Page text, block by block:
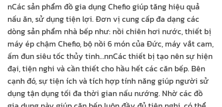
nCác sản phẩm đồ gia dụng Chefio giúp tăng hiệu quả
nấu ăn, sử dụng tiện lợi. Đơn vị cung cấp đa dạng các
dòng sản phẩm nhà bếp như: nồi chiên hơi nước, thiết bị
máy ép chậm Chefio, bộ nồi 6 món của Đức, máy vắt cam,
ấm đun siêu tốc thủy tinh…nnCác thiết bị tạo nên sự hiện
đại, tiện nghi và cần thiết cho hầu hết các căn bếp. Bên
cạnh đó, sự tiện ích và tích hợp tính năng giúp người sử
dụng tận dụng tối đa thời gian nấu nướng. Nhờ các đồ